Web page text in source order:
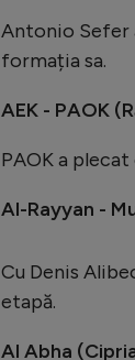
Antonio Sefer
formația sa.
AEK - PAOK
PAOK a plecat
Al-Rayyan -
Cu Denis
etapă.
Al Abha